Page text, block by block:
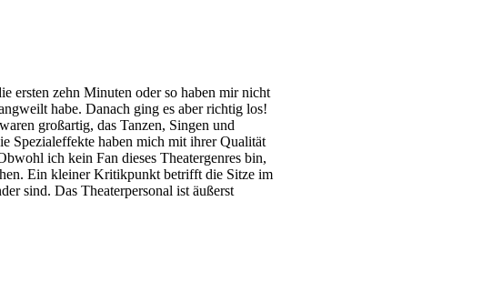
ersten zehn Minuten oder so haben mir nicht
habe. Danach ging es aber richtig los!
großartig, das Tanzen, Singen und
Spezialeffekte haben mich mit ihrer Qualität
ich kein Fan dieses Theatergenres bin,
Ein kleiner Kritikpunkt betrifft die Sitze im
sind. Das Theaterpersonal ist äußerst